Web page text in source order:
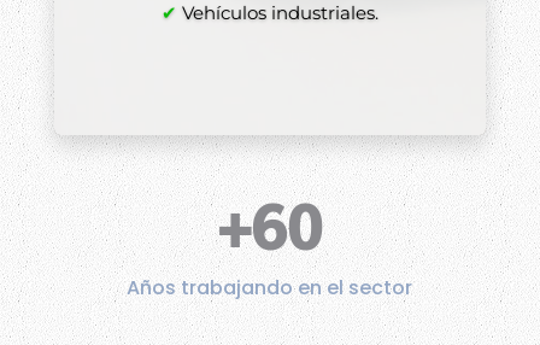
✔ Vehículos industriales.
+60
Años trabajando en el sector